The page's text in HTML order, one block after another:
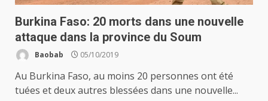
Burkina Faso: 20 morts dans une nouvelle
attaque dans la province du Soum
Baobab 05/10/2019
Au Burkina Faso, au moins 20 personnes ont été
tuées et deux autres blessées dans une nouvelle...